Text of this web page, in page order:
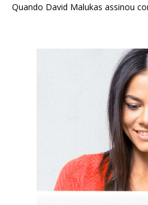
Quando David Malukas assinou